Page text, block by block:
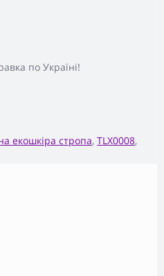
по Україні!
екошкіра стропа, TLX0008,